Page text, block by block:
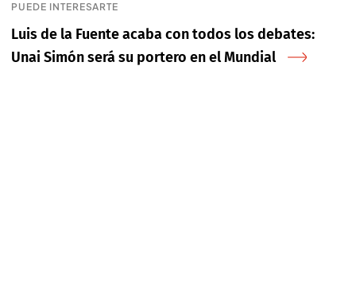
PUEDE INTERESARTE
Luis de la Fuente acaba con todos los debates:
Unai Simón será su portero en el Mundial